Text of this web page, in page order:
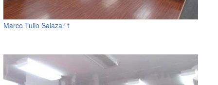
Marco Tulio Salazar 1